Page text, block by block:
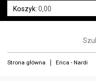
Koszyk: 0,00
Strona główna Erica - Nardi